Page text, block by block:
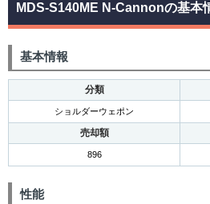
MDS-S140ME N-Cannonの基本
基本情報
分類
ショルダーウェポン
売却額
896
性能